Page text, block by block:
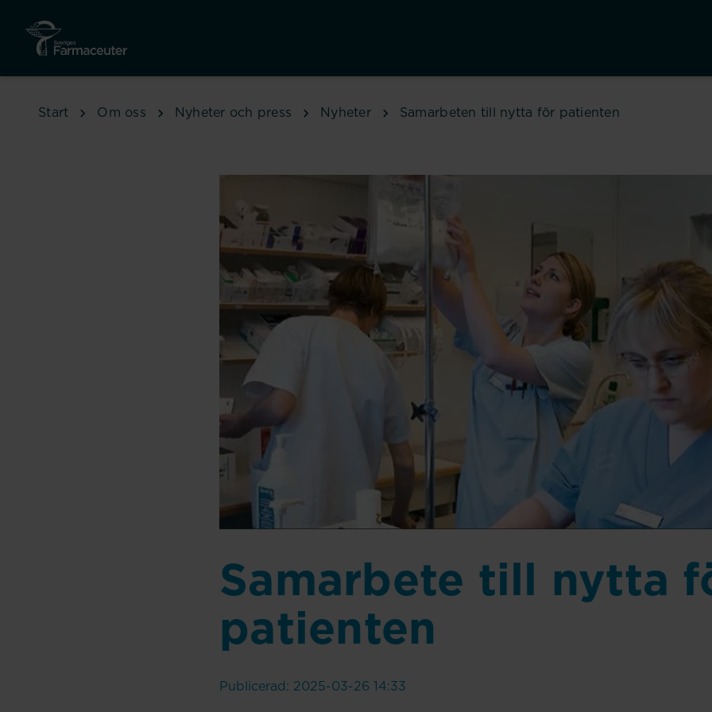
Start Om oss Nyheter och press Nyheter Samarbeten till nytta för patienten
Samarbete till nytta
patienten
Publicerad: 2025-03-26 14:33